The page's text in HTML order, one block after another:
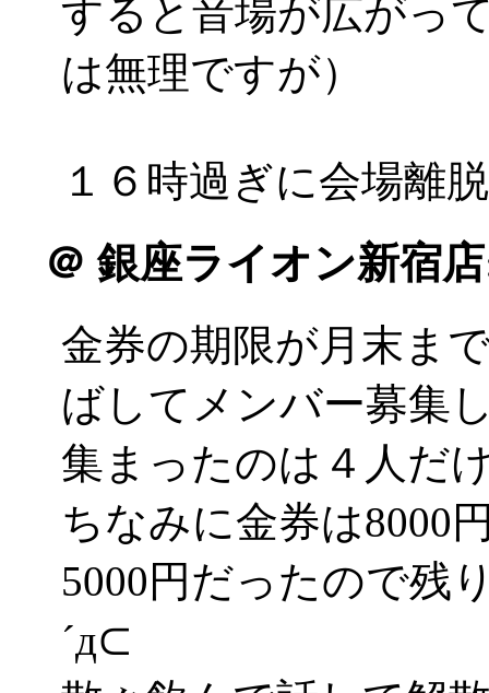
すると音場が広がっ
は無理ですが）
１６時過ぎに会場離
＠ 銀座ライオン新宿
金券の期限が月末ま
ばしてメンバー募集
集まったのは４人だ
ちなみに金券は8000
5000円だったので残
´д⊂